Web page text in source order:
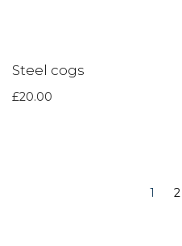
Steel cogs
£20.00
1 2